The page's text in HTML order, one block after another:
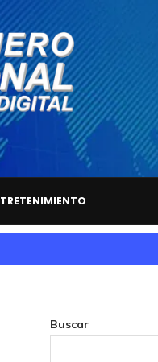
Buscar